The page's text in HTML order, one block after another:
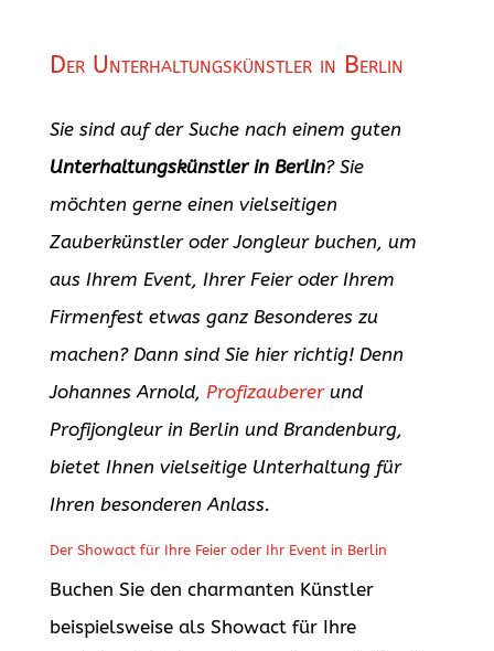
Der Unterhaltungskünstler in Berlin
Sie sind auf der Suche nach einem guten
Unterhaltungskünstler in Berlin? Sie
möchten gerne einen vielseitigen
Zauberkünstler oder Jongleur buchen, um
aus Ihrem Event, Ihrer Feier oder Ihrem
Firmenfest etwas ganz Besonderes zu
machen? Dann sind Sie hier richtig! Denn
Johannes Arnold, Profizaubererund
Profijongleur in Berlin und Brandenburg,
bietet Ihnen vielseitige Unterhaltung für
Ihren besonderen Anlass.
Der Showact für Ihre Feier oder Ihr Event in Berlin
Buchen Sie den charmanten Künstler
beispielsweise als Showact für Ihre